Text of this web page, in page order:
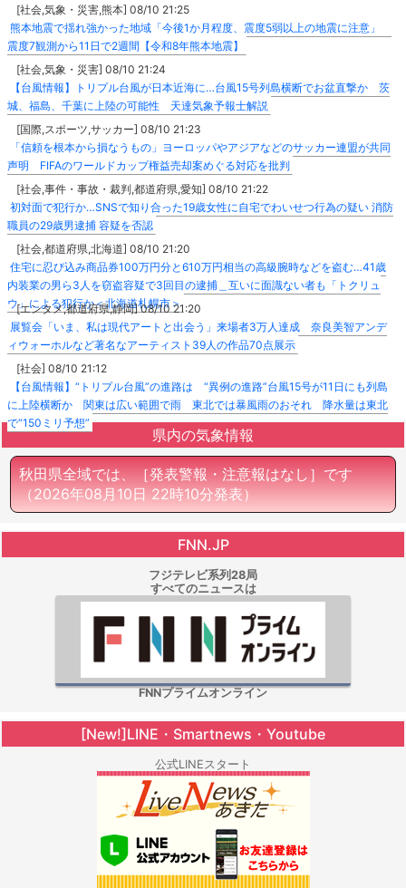
[社会,気象・災害,熊本] 08/10 21:25
熊本地震で揺れ強かった地域「今後1か月程度、震度5弱以上の地震に注意」
震度7観測から11日で2週間【令和8年熊本地震】
[社会,気象・災害] 08/10 21:24
【台風情報】トリプル台風が日本近海に…台風15号列島横断でお盆直撃か 茨
城、福島、千葉に上陸の可能性 天達気象予報士解説
[国際,スポーツ,サッカー] 08/10 21:23
「信頼を根本から損なうもの」ヨーロッパやアジアなどのサッカー連盟が共同
声明 FIFAのワールドカップ権益売却案めぐる対応を批判
[社会,事件・事故・裁判,都道府県,愛知] 08/10 21:22
初対面で犯行か…SNSで知り合った19歳女性に自宅でわいせつ行為の疑い 消防
職員の29歳男逮捕 容疑を否認
[社会,都道府県,北海道] 08/10 21:20
住宅に忍び込み商品券100万円分と610万円相当の高級腕時などを盗む…41歳
内装業の男ら3人を窃盗容疑で3回目の逮捕＿互いに面識ない者も「トクリュ
ウ」による犯行か＜北海道札幌市＞
[エンタメ,都道府県,静岡] 08/10 21:20
展覧会「いま、私は現代アートと出会う」来場者3万人達成 奈良美智アンデ
ィウォーホルなど著名なアーティスト39人の作品70点展示
[社会] 08/10 21:12
【台風情報】“トリプル台風”の進路は “異例の進路”台風15号が11日にも列島
に上陸横断か 関東は広い範囲で雨 東北では暴風雨のおそれ 降水量は東北
で“150ミリ予想”
県内の気象情報
秋田県全域では、［発表警報・注意報はなし］です
（2026年08月10日 22時10分発表）
FNN.JP
フジテレビ系列28局
すべてのニュースは
FNNプライムオンライン
[New!]LINE・Smartnews・Youtube
公式LINEスタート